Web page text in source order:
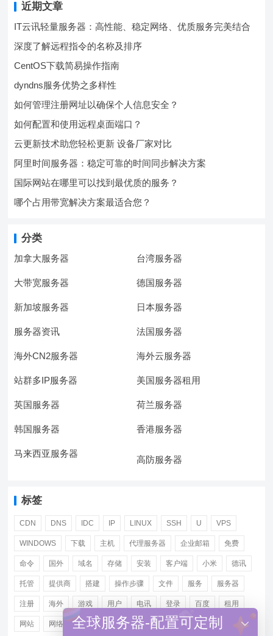
近期文章
IT云讯轻量服务器：高性能、稳定网络、优质服务完美结合
深度了解远程指令的名称及排序
CentOS下载简易操作指南
dyndns服务优势之多样性
如何管理注册网址以确保个人信息安全？
如何配置和使用远程桌面端口？
云更新技术助您轻松更新 设备厂家对比
阿里时间服务器：稳定可靠的时间同步解决方案
国际网站在哪里可以找到最优质的服务？
哪个占用带宽解决方案最适合您？
分类
加拿大服务器 台湾服务器
大带宽服务器 德国服务器
新加坡服务器 日本服务器
服务器资讯 法国服务器
海外CN2服务器 海外云服务器
站群多IP服务器 美国服务器租用
英国服务器 荷兰服务器
韩国服务器 香港服务器
马来西亚服务器
高防服务器
标签
CDN DNS IDC IP LINUX SSH U VPS
WINDOWS 下载 主机 代理服务器 企业邮箱 免费
命令 国外 域名 存储 安装 客户端 小米 德讯
托管 提供商 搭建 操作步骤 文件 服务 服务器
注册 海外 游戏 用户 电讯 登录 百度 租用
网站 网络 腾讯 虚拟主机 证书 配置 阿里
全球服务器-配置可定制